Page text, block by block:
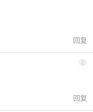
回复
2
回复